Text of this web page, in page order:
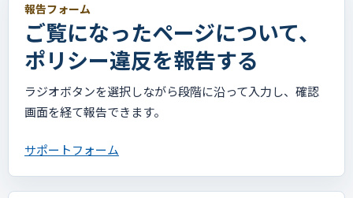
報告フォーム
ご覧になったページについて、
ポリシー違反を報告する
ラジオボタンを選択しながら段階に沿って入力し、確認
画面を経て報告できます。
サポートフォーム